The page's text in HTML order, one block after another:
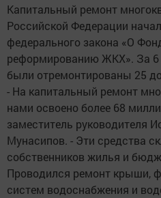
Капитальный ремонт
Российской Федерации
федерального закона «О
реформированию ЖКХ». За 6
были отремонтированы 25
- На капитальный ремонт
нами освоено более 68
заместитель руководителя
Мунасипов. - Эти средства
собственников жилья и
Проводился ремонт крыши,
систем водоснабжения и